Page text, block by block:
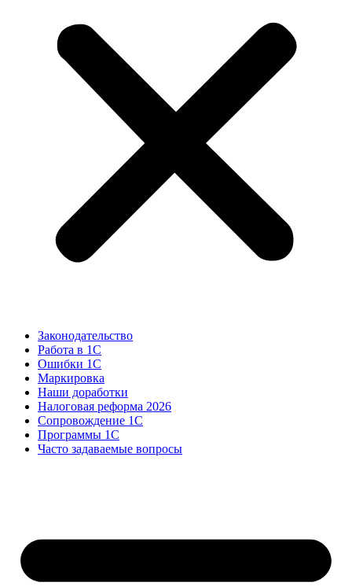
Законодательство
Работа в 1С
Ошибки 1С
Маркировка
Наши доработки
Налоговая реформа 2026
Сопровождение 1С
Программы 1С
Часто задаваемые вопросы